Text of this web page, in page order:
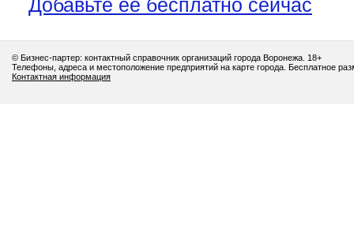
Добавьте её бесплатно сейчас
© Бизнес-партер: контактный справочник организаций города Воронежа. 18+
Телефоны, адреса и местоположение предприятий на карте города. Бесплатное
Контактная информация